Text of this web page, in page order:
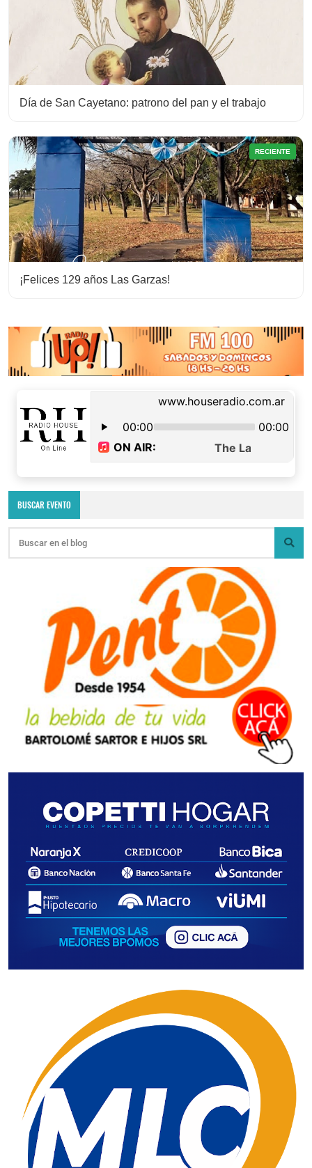
Día de San Cayetano: patrono del pan y el trabajo
RECIENTE
¡Felices 129 años Las Garzas!
BUSCAR EVENTO